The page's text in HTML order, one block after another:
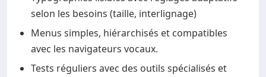
selon les besoins (taille, interlignage)
Menus simples, hiérarchisés et compatibles
avec les navigateurs vocaux.
Tests réguliers avec des outils spécialisés et